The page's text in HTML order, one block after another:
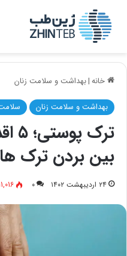
خانه|بهداشت و سلامت زنان
بهداشت و سلامت زنان
بین بردن ترک
۲۴ اردیبهشت ۱۴۰۲ ۰